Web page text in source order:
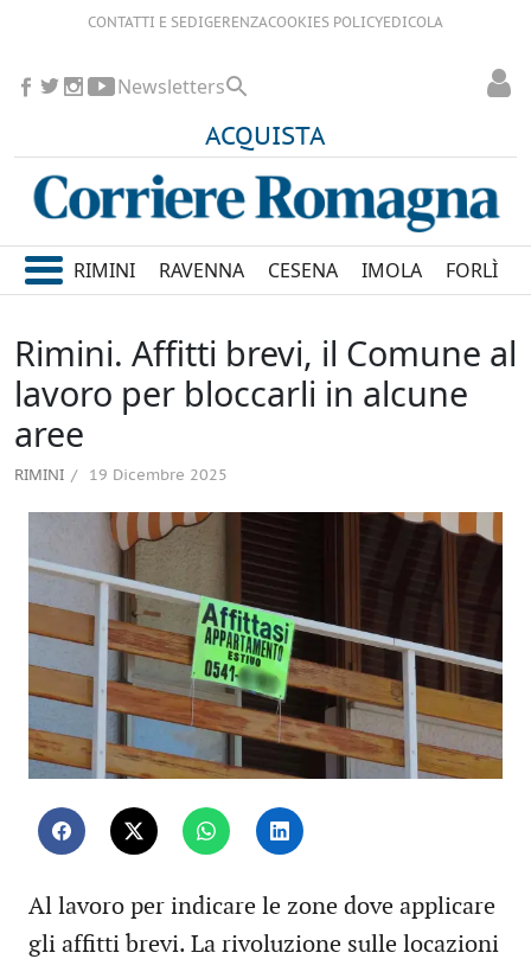
CONTATTI E SEDIGERENZACOOKIES POLICYEDICOLA
ACQUISTA
Newsletters
RIMINI RAVENNA CESENA IMOLA FORLÌ
Rimini. Affitti brevi, il Comune al
lavoro per bloccarli in alcune
aree
RIMINI 19 Dicembre 2025
Al lavoro per indicare le zone dove applicare
gli affitti brevi. La rivoluzione sulle locazioni